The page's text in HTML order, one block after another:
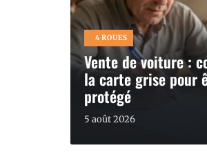
4 ROUES
Vente de voiture :
la carte grise pour
protégé
5 août 2026